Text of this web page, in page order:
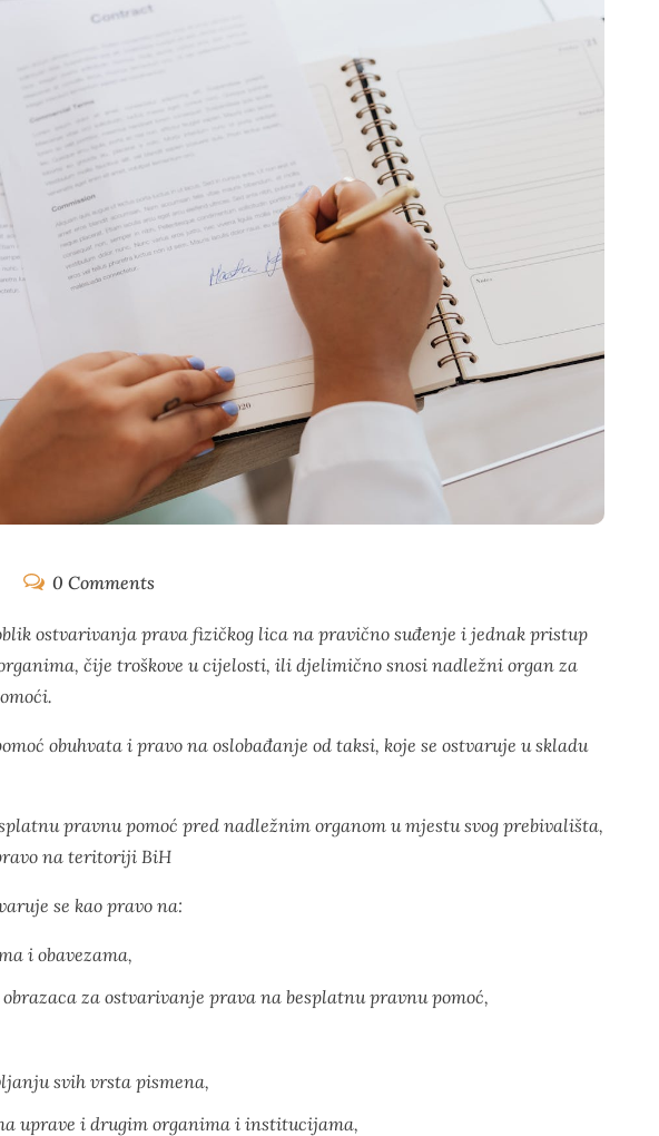
0 Comments
ostvarivanja prava fizičkog lica na pravično suđenje i jednak pristup
čije troškove u cijelosti, ili djelimično snosi nadležni organ za
obuhvata i pravo na oslobađanje od taksi, koje se ostvaruje u skladu
pravnu pomoć pred nadležnim organom u mjestu svog prebivališta,
na teritoriji BiH
se kao pravo na:
i obavezama,
za ostvarivanje prava na besplatnu pravnu pomoć,
svih vrsta pismena,
uprave i drugim organima i institucijama,